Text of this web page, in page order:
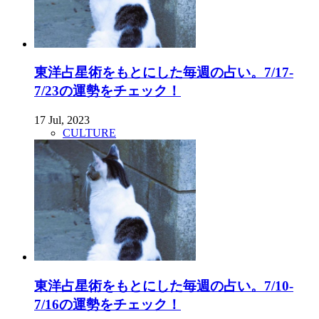
東洋占星術をもとにした毎週の占い。7/17-
7/23の運勢をチェック！
17 Jul, 2023
CULTURE
東洋占星術をもとにした毎週の占い。7/10-
7/16の運勢をチェック！